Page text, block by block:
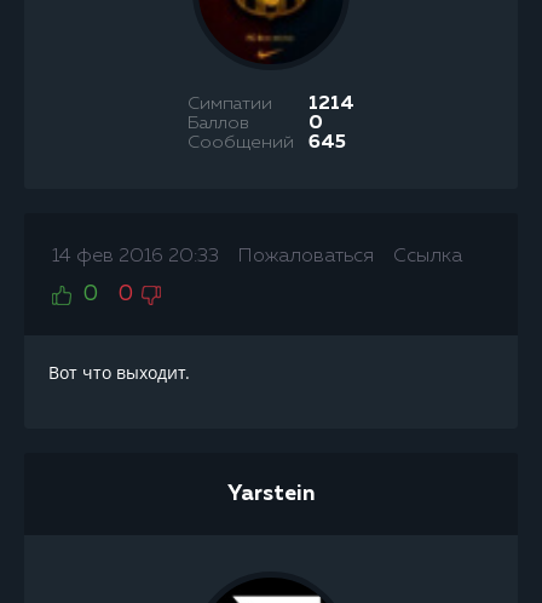
Симпатии 1214
Баллов 0
Сообщений 645
14 фев 2016 20:33 Пожаловаться Ссылка
0 0
Вот что выходит.
Yarstein